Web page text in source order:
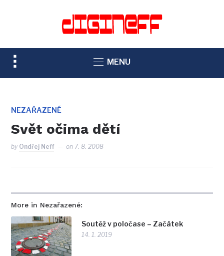
TOGGLE
SIDEBAR
NAVIGATION
MENU
NEZAŘAZENÉ
Svět očima dětí
by Ondřej Neff on 7. 8. 2008
More in Nezařazené:
Soutěž v poločase – Začátek
14. 1. 2019